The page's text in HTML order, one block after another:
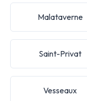
Malataverne
Saint-Privat
Vesseaux